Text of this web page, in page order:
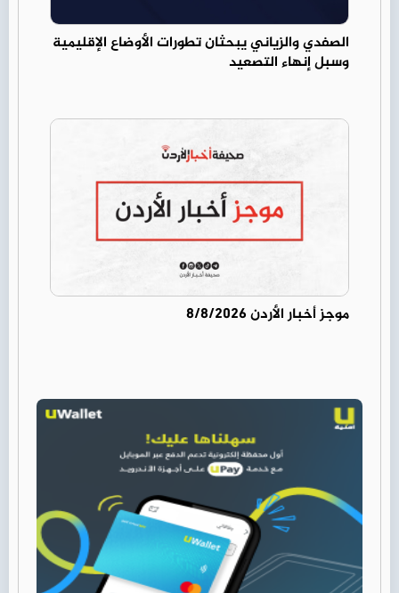
الصفدي والزياني يبحثان تطورات الأوضاع الإقليمية
وسبل إنهاء التصعيد
موجز أخبار الأردن 8/8/2026